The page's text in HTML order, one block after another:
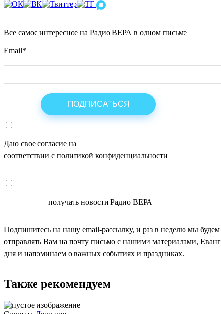
Все самое интересное на Радио ВЕРА в одном письме
Email*
Даю свое согласие на
соответствии с политикой конфиденциальности
получать новости Радио ВЕРА
Подпишитесь на нашу email-рассылку, и раз в неделю мы будем
отправлять Вам на почту письмо с нашими материалами,
дня и напоминаем о важных событиях и праздниках.
Также рекомендуем